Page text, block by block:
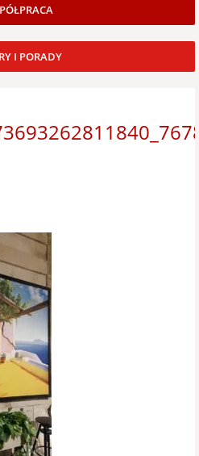
I PORADY